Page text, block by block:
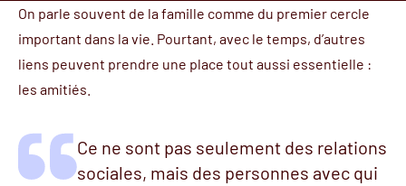
On parle souvent de la famille comme du premier cercle
important dans la vie. Pourtant, avec le temps, d’autres
liens peuvent prendre une place tout aussi essentielle :
les amitiés.
Ce ne sont pas seulement des relations
sociales, mais des personnes avec qui